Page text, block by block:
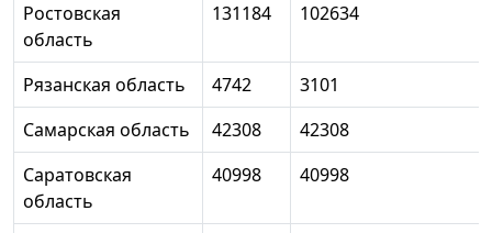
Ростовская
область
131184 102634
Рязанская область 4742
3101
Самарская область
42308
42308
Саратовская
область
40998 40998